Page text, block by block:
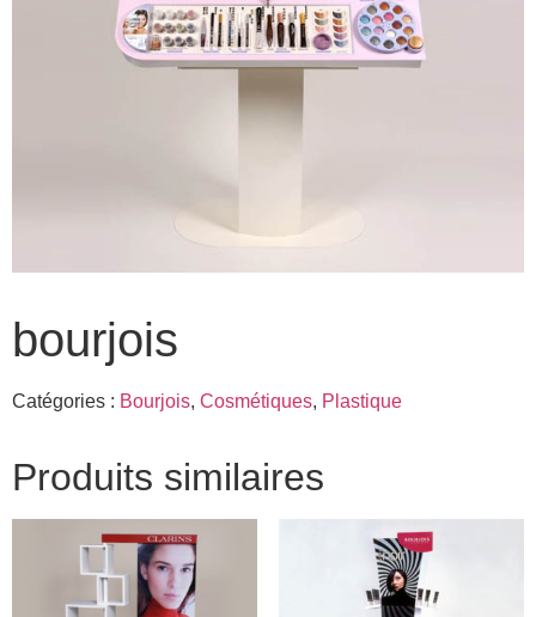
bourjois
Catégories : Bourjois, Cosmétiques, Plastique
Produits similaires